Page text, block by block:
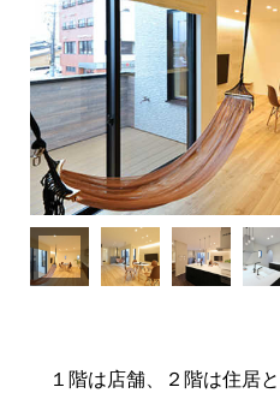
１階は店舗、２階は住居